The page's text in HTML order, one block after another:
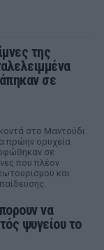
της
σε
στο Μαντούδι
πρώην ορυχεία
σε
που πλέον
και
να
ψυγείου το